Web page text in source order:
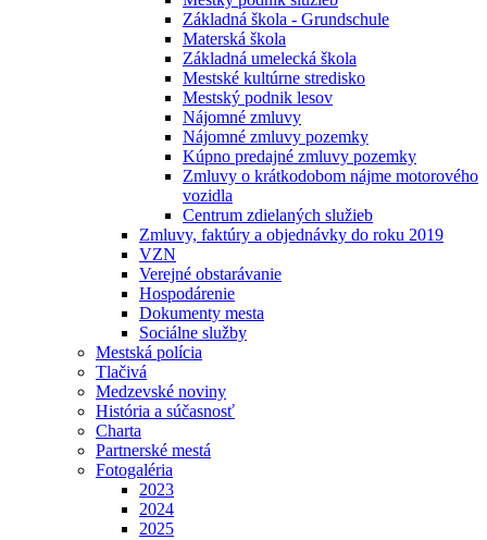
Základná škola - Grundschule
Materská škola
Základná umelecká škola
Mestské kultúrne stredisko
Mestský podnik lesov
Nájomné zmluvy
Nájomné zmluvy pozemky
Kúpno predajné zmluvy pozemky
Zmluvy o krátkodobom nájme motorového
vozidla
Centrum zdielaných služieb
Zmluvy, faktúry a objednávky do roku 2019
VZN
Verejné obstarávanie
Hospodárenie
Dokumenty mesta
Sociálne služby
Mestská polícia
Tlačivá
Medzevské noviny
História a súčasnosť
Charta
Partnerské mestá
Fotogaléria
2023
2024
2025